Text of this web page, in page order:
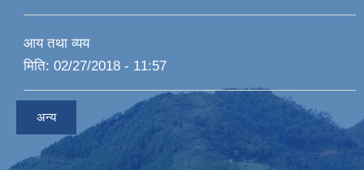
आय तथा व्यय
मिति: 02/27/2018 - 11:57
अन्य